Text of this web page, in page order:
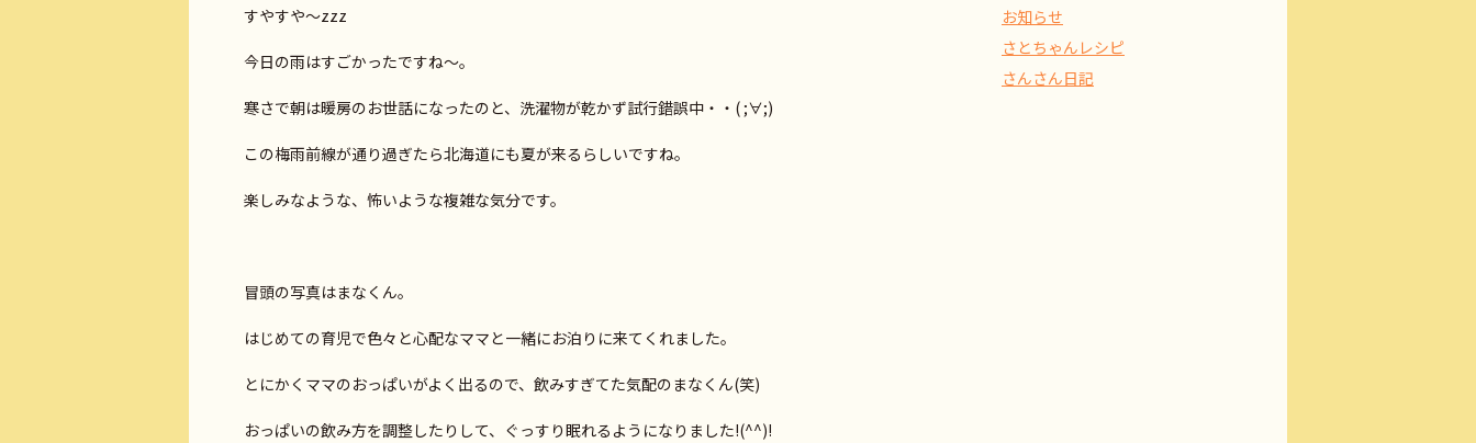
すやすや～zzz
今日の雨はすごかったですね～。
寒さで朝は暖房のお世話になったのと、洗濯物が乾かず試行錯誤中・・( ;∀;)
この梅雨前線が通り過ぎたら北海道にも夏が来るらしいですね。
楽しみなような、怖いような複雑な気分です。
冒頭の写真はまなくん。
はじめての育児で色々と心配なママと一緒にお泊りに来てくれました。
とにかくママのおっぱいがよく出るので、飲みすぎてた気配のまなくん(笑)
おっぱいの飲み方を調整したりして、ぐっすり眠れるようになりました!(^^)!
お知らせ
さとちゃんレシピ
さんさん日記